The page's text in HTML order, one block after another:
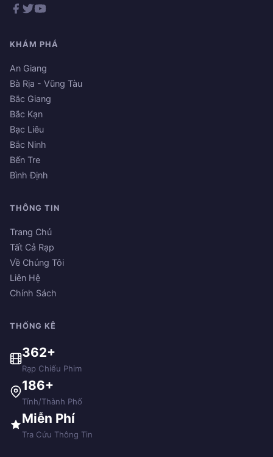
KHÁM PHÁ
An Giang
Bà Rịa - Vũng Tàu
Bắc Giang
Bắc Kạn
Bạc Liêu
Bắc Ninh
Bến Tre
Bình Định
THÔNG TIN
Trang Chủ
Tất Cả Rạp
Về Chúng Tôi
Liên Hệ
Chính Sách
THỐNG KÊ
362+
Rạp Chiếu Phim
186+
Tỉnh/Thành Phố
Miễn Phí
Tra Cứu Thông Tin